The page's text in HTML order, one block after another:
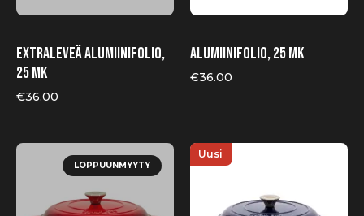
Extraleveä alumiinifolio,
25 mk
€36.00
Alumiinifolio, 25 mk
€36.00
LOPPUUNMYYTY
Uusi